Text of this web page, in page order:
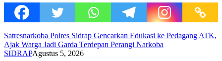
Satresnarkoba Polres Sidrap Gencarkan Edukasi ke Pedagang ATK,
Ajak Warga Jadi Garda Terdepan Perangi Narkoba
SIDRAPAgustus 5, 2026